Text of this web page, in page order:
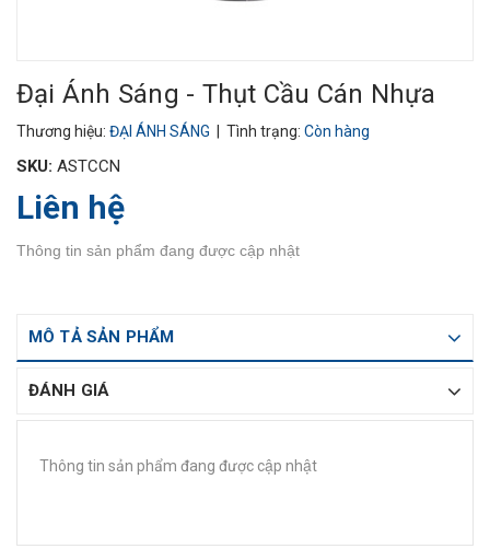
Đại Ánh Sáng - Thụt Cầu Cán Nhựa
Thương hiệu: ĐẠI ÁNH SÁNG | Tình trạng: Còn hàng
SKU: ASTCCN
Liên hệ
Thông tin sản phẩm đang được cập nhật
MÔ TẢ SẢN PHẨM
ĐÁNH GIÁ
Thông tin sản phẩm đang được cập nhật